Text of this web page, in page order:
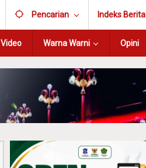
Pencarian Indeks Berita
Video Warna Warni Opini